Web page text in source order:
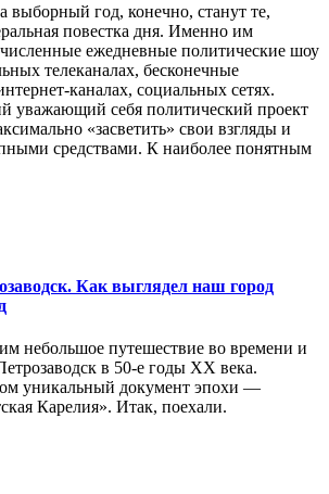
выборный год, конечно, станут те,
повестка дня. Именно им
ежедневные политические шоу
телеканалах, бесконечные
каналах, социальных сетях.
уважающий себя политический проект
«засветить» свои взгляды и
средствами. К наиболее понятным
Как выглядел наш город
небольшое путешествие во времени и
в 50-е годы XX века.
уникальный документ эпохи —
Карелия». Итак, поехали.